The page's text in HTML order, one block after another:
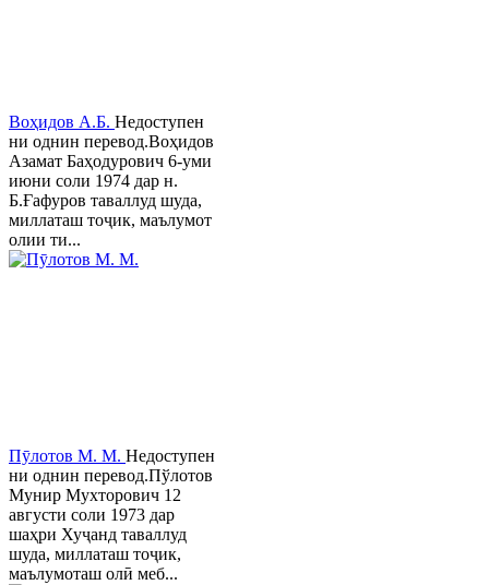
Воҳидов А.Б. Недоступен
ни однин перевод.Воҳидов
Азамат Баҳодурович 6-уми
июни соли 1974 дар н.
Б.Ғафуров таваллуд шуда,
миллаташ тоҷик, маълумот
олии ти...
Пӯлотов М. М. Недоступен
ни однин перевод.Пўлотов
Мунир Мухторович 12
августи соли 1973 дар
шаҳри Хуҷанд таваллуд
шуда, миллаташ тоҷик,
маълумоташ олӣ меб...